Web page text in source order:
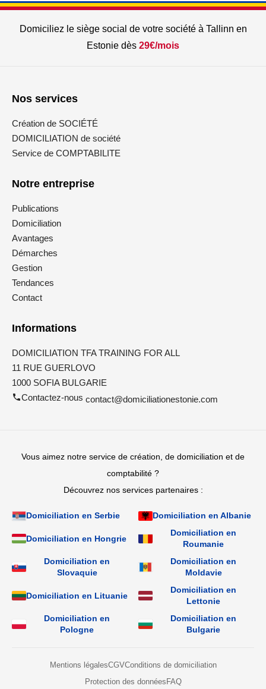
Domiciliez le siège social de votre société à Tallinn en
Estonie dès 29€/mois
Nos services
Création de SOCIÉTÉ
DOMICILIATION de société
Service de COMPTABILITE
Notre entreprise
Publications
Domiciliation
Avantages
Démarches
Gestion
Tendances
Contact
Informations
DOMICILIATION TFA TRAINING FOR ALL
11 RUE GUERLOVO
1000 SOFIA BULGARIE
Contactez-nous contact@domiciliationestonie.com
Vous aimez notre service de création, de domiciliation et de
comptabilité ?
Découvrez nos services partenaires :
Domiciliation en Serbie Domiciliation en Albanie
Domiciliation en Hongrie
Domiciliation en
Roumanie
Domiciliation en
Slovaquie
Domiciliation en
Moldavie
Domiciliation en Lituanie
Domiciliation en
Lettonie
Domiciliation en
Pologne
Domiciliation en
Bulgarie
Mentions légalesCGVConditions de domiciliation
Protection des données FAQ